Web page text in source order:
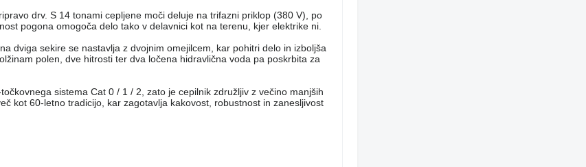
drv. S 14 tonami cepljene moči deluje na trifazni priklop (380 V), po
pogona omogoča delo tako v delavnici kot na terenu, kjer elektrike ni.
dviga sekire se nastavlja z dvojnim omejilcem, kar pohitri delo in izboljša
polen, dve hitrosti ter dva ločena hidravlična voda pa poskrbita za
sistema Cat 0 / 1 / 2, zato je cepilnik združljiv z večino manjših
kot 60-letno tradicijo, kar zagotavlja kakovost, robustnost in zanesljivost